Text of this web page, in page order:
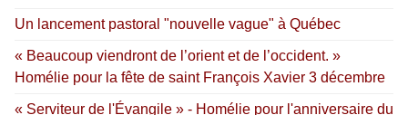
Un lancement pastoral "nouvelle vague" à Québec
« Beaucoup viendront de l’orient et de l’occident. »
Homélie pour la fête de saint François Xavier 3 décembre
« Serviteur de l'Évangile » - Homélie pour l'anniversaire du